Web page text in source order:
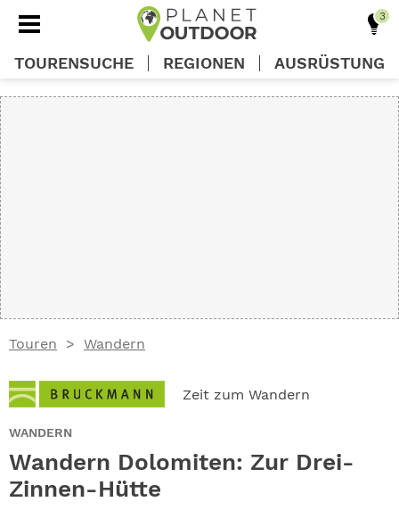
Touren Wandern
Zeit zum Wandern
WANDERN
Wandern Dolomiten: Zur Drei-
Zinnen-Hütte
TOURENSUCHE REGIONEN AUSRÜSTUNG
ABO
GEWINNEN
NEWSLETTER